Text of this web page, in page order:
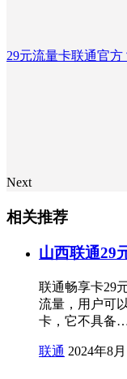
29元流量卡联通官
Next
相关推荐
山西联通29
联通畅享卡29
流量，用户可
卡，它不具备
联通 2024年8月